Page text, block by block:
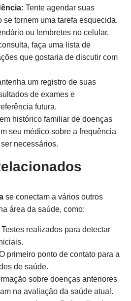
Tente agendar suas
se tornem uma tarefa esquecida.
ou lembretes no celular.
faça uma lista de
que gostaria de discutir com
um registro de suas
de exames e
futura.
histórico familiar de doenças
seu médico sobre a frequência
necessários.
se conectam a vários outros
área da saúde, como:
Testes realizados para detectar
primeiro ponto de contato para a
de saúde.
sobre doenças anteriores
na avaliação da saúde atual.